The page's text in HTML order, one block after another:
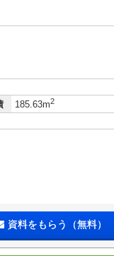
185.63m2
資料をもらう（無料）